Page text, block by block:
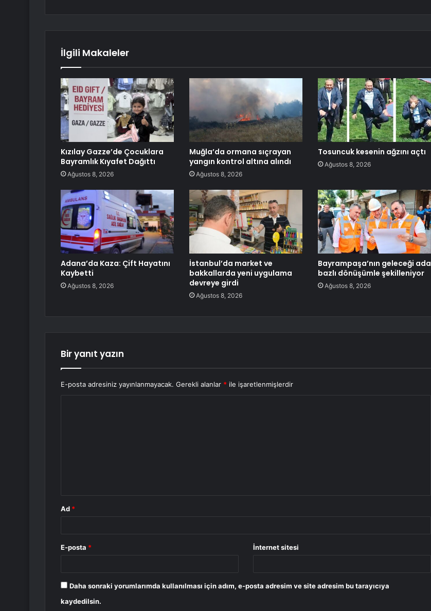
İlgili Makaleler
Kızılay Gazze’de Çocuklara
Bayramlık Kıyafet Dağıttı
Ağustos 8, 2026
Muğla’da ormana sıçrayan
yangın kontrol altına alındı
Ağustos 8, 2026
Tosuncuk kesenin ağzını açtı
Ağustos 8, 2026
Adana’da Kaza: Çift Hayatını
Kaybetti
Ağustos 8, 2026
İstanbul’da market ve
bakkallarda yeni uygulama
devreye girdi
Ağustos 8, 2026
Bayrampaşa’nın geleceği ada
bazlı dönüşümle şekilleniyor
Ağustos 8, 2026
Bir yanıt yazın
E-posta adresiniz yayınlanmayacak. Gerekli alanlar * ile işaretlenmişlerdir
Ad *
E-posta * İnternet sitesi
Daha sonraki yorumlarımda kullanılması için adım, e-posta adresim ve site adresim bu tarayıcıya
kaydedilsin.